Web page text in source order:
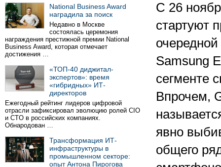
National Business Award
наградила за поиск
Недавно в Москве
состоялась церемония
награждения престижной премии National
Business Award, которая отмечает
достижения …
«ТОП-40 диджитал-
экспертов»: время
«гибридных» ИТ-
директоров
Ежегодный рейтинг лидеров цифровой
отрасли зафиксировал эволюцию ролей CIO
и CTO в российских компаниях.
Обнародован …
Трансформация ИТ-
инфраструктуры в
промышленном секторе:
опыт Антона Пирогова
С 26
стартуют
Samsung
сегменте
Впрочем,
явно
общего